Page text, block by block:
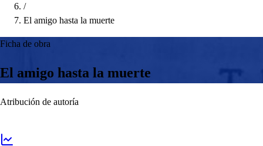
/
El amigo hasta la muerte
Ficha de obra
El amigo hasta la muerte
Atribución de autoría